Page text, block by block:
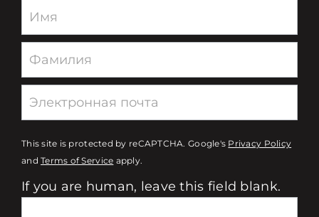
Newsletter
This site is protected by reCAPTCHA. Google's Privacy Policy
andTerms of Service apply.
If you are human, leave this field blank.